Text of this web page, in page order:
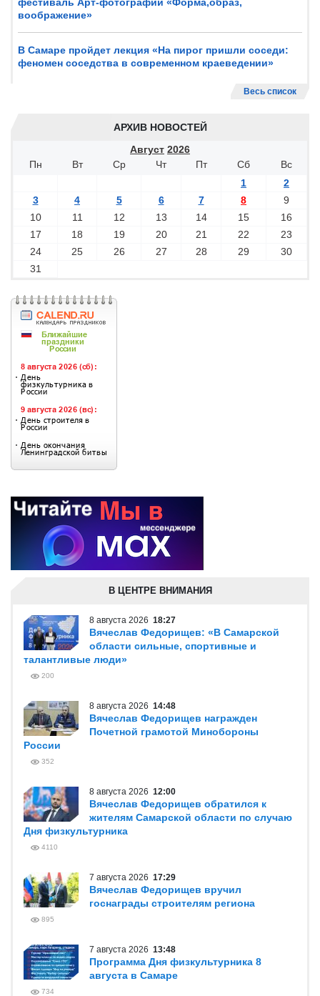
воображение»
В Самаре пройдет лекция «На пирог пришли соседи:
феномен соседства в современном краеведении»
Весь список
АРХИВ НОВОСТЕЙ
Август 2026
Пн
Вт Ср Чт Пт Сб
Вс
1
2
3
4 5 6 7 8
9
10
11 12 13 14 15
16
17
18 19 20 21 22
23
24
25 26 27 28 29
30
31
В ЦЕНТРЕ ВНИМАНИЯ
8 августа 2026 18:27
Вячеслав Федорищев: «В Самарской
области сильные, спортивные и
талантливые люди»
200
8 августа 2026 14:48
Вячеслав Федорищев награжден
Почетной грамотой Минобороны
России
352
8 августа 2026 12:00
Вячеслав Федорищев обратился к
жителям Самарской области по случаю
Дня физкультурника
4110
7 августа 2026 17:29
Вячеслав Федорищев вручил
госнаграды строителям региона
895
7 августа 2026 13:48
Программа Дня физкультурника 8
августа в Самаре
734